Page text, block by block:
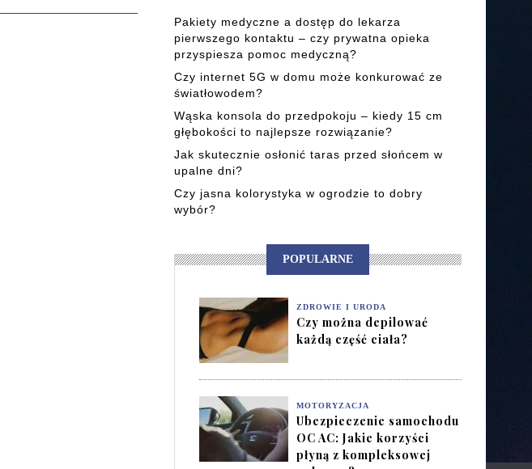
Pakiety medyczne a dostęp do lekarza
pierwszego kontaktu – czy prywatna opieka
przyspiesza pomoc medyczną?
Czy internet 5G w domu może konkurować ze
światłowodem?
Wąska konsola do przedpokoju – kiedy 15 cm
głębokości to najlepsze rozwiązanie?
Jak skutecznie osłonić taras przed słońcem w
upalne dni?
Czy jasna kolorystyka w ogrodzie to dobry
wybór?
POPULARNE
ZDROWIE I URODA
Czy można depilować
każdą część ciała?
MOTORYZACJA
Ubezpieczenie samochodu
OC AC: Jakie korzyści
płyną z kompleksowej